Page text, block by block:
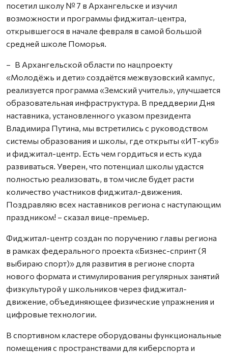
посетил школу № 7 в Архангельске и изучил
возможности и программы фиджитал-центра,
открывшегося в начале февраля в самой большой
средней школе Поморья.
– В Архангельской области по нацпроекту
«Молодёжь и дети» создаётся межвузовский кампус,
реализуется программа «Земский учитель», улучшается
образовательная инфраструктура. В преддверии Дня
наставника, установленного указом президента
Владимира Путина, мы встретились с руководством
системы образования и школы, где открыты «ИТ-куб»
и фиджитал-центр. Есть чем гордиться и есть куда
развиваться. Уверен, что потенциал школы удастся
полностью реализовать, в том числе будет расти
количество участников фиджитал-движения.
Поздравляю всех наставников региона с наступающим
праздником! – сказал вице-премьер.
Фиджитал-центр создан по поручению главы региона
в рамках федерального проекта «Бизнес-спринт (Я
выбираю спорт)» для развития в регионе спорта
нового формата и стимулирования регулярных занятий
физкультурой у школьников через фиджитал-
движение, объединяющее физические упражнения и
цифровые технологии.
В спортивном кластере оборудованы функциональные
помещения с прост­ранствами для киберспорта и